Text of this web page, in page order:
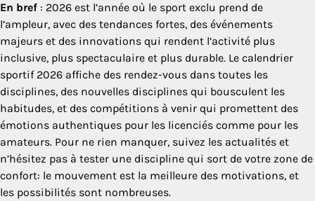
En bref : 2026 est l’année où le sport exclu prend de
l’ampleur, avec des tendances fortes, des événements
majeurs et des innovations qui rendent l’activité plus
inclusive, plus spectaculaire et plus durable. Le calendrier
sportif 2026 affiche des rendez-vous dans toutes les
disciplines, des nouvelles disciplines qui bousculent les
habitudes, et des compétitions à venir qui promettent des
émotions authentiques pour les licenciés comme pour les
amateurs. Pour ne rien manquer, suivez les actualités et
n’hésitez pas à tester une discipline qui sort de votre zone de
confort: le mouvement est la meilleure des motivations, et
les possibilités sont nombreuses.